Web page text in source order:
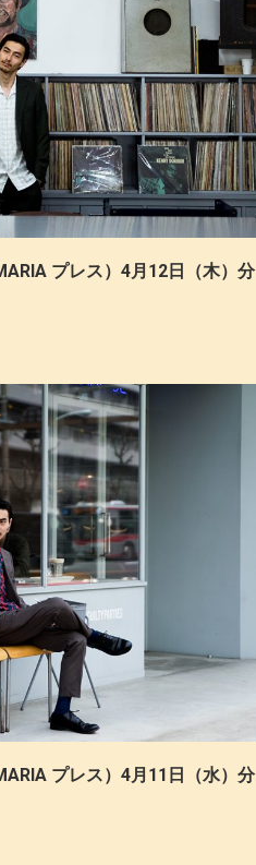
プレス）4月12日（木）分
プレス）4月11日（水）分